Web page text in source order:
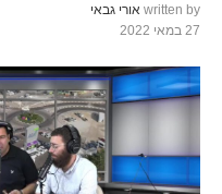
written by אורי גבאי
27 במאי 2022